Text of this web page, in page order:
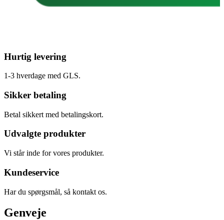
Hurtig levering
1-3 hverdage med GLS.
Sikker betaling
Betal sikkert med betalingskort.
Udvalgte produkter
Vi står inde for vores produkter.
Kundeservice
Har du spørgsmål, så kontakt os.
Genveje